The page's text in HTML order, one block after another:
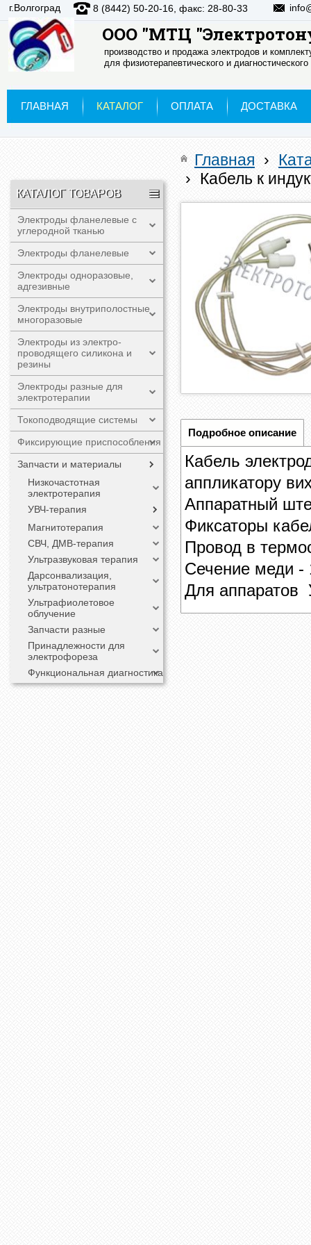
ООО "МТЦ
производство и продажа электродов и
для физиотерапевтического и
г.Волгоград 8 (8442) 50-20-16, факс: 28-80-33
ГЛАВНАЯ КАТАЛОГ ОПЛАТА ДОСТАВКА
КАТАЛОГ ТОВАРОВ
Электроды фланелевые с
углеродной тканью
Электроды фланелевые
Электроды одноразовые,
адгезивные
Электроды внутриполостные
многоразовые
Электроды из электро-
проводящего силикона и
резины
Электроды разные для
электротерапии
Токоподводящие системы
Фиксирующие приспособления
Запчасти и материалы
Низкочастотная
электротерапия
УВЧ-терапия
Магнитотерапия
СВЧ, ДМВ-терапия
Ультразвуковая терапия
Дарсонвализация,
ультратонотерапия
Ультрафиолетовое
облучение
Запчасти разные
Принадлежности для
электрофореза
Функциональная диагностика
Главная ›
› Кабель к
Подробное описание
Кабель
аппликатору
Аппаратный
Фиксаторы
Провод в
Сечение меди -
Для аппаратов